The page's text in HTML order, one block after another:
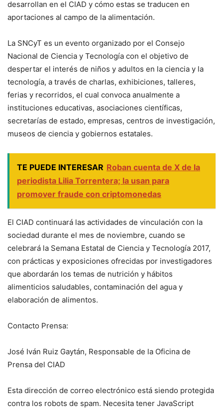
desarrollan en el CIAD y cómo estas se traducen en
aportaciones al campo de la alimentación.
La SNCyT es un evento organizado por el Consejo
Nacional de Ciencia y Tecnología con el objetivo de
despertar el interés de niños y adultos en la ciencia y la
tecnología, a través de charlas, exhibiciones, talleres,
ferias y recorridos, el cual convoca anualmente a
instituciones educativas, asociaciones científicas,
secretarías de estado, empresas, centros de investigación,
museos de ciencia y gobiernos estatales.
TE PUEDE INTERESAR Roban cuenta de X de la
periodista Lilia Torrentera; la usan para
promover fraude con criptomonedas
El CIAD continuará las actividades de vinculación con la
sociedad durante el mes de noviembre, cuando se
celebrará la Semana Estatal de Ciencia y Tecnología 2017,
con prácticas y exposiciones ofrecidas por investigadores
que abordarán los temas de nutrición y hábitos
alimenticios saludables, contaminación del agua y
elaboración de alimentos.
Contacto Prensa:
José Iván Ruiz Gaytán, Responsable de la Oficina de
Prensa del CIAD
Esta dirección de correo electrónico está siendo protegida
contra los robots de spam. Necesita tener JavaScript